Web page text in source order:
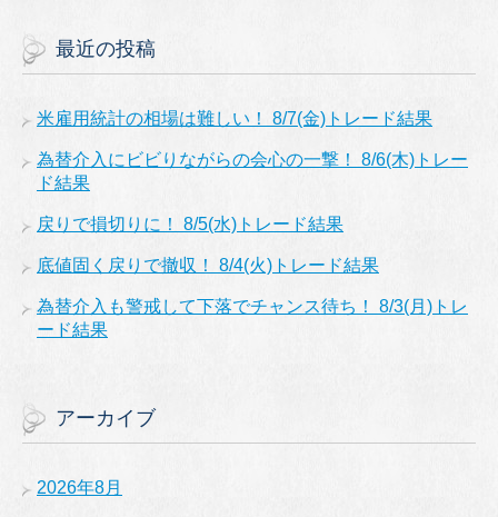
最近の投稿
米雇用統計の相場は難しい！ 8/7(金)トレード結果
為替介入にビビりながらの会心の一撃！ 8/6(木)トレー
ド結果
戻りで損切りに！ 8/5(水)トレード結果
底値固く戻りで撤収！ 8/4(火)トレード結果
為替介入も警戒して下落でチャンス待ち！ 8/3(月)トレ
ード結果
アーカイブ
2026年8月